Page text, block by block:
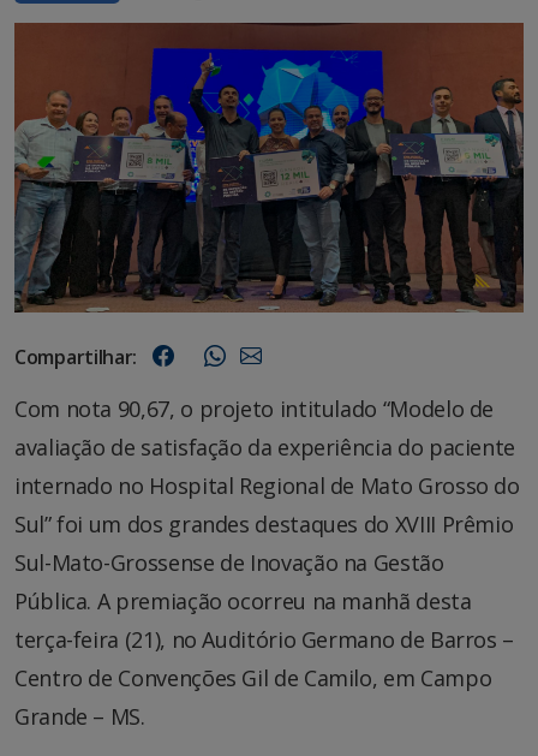
Compartilhar:
Com nota 90,67, o projeto intitulado “Modelo de
avaliação de satisfação da experiência do paciente
internado no Hospital Regional de Mato Grosso do
Sul” foi um dos grandes destaques do XVIII Prêmio
Sul-Mato-Grossense de Inovação na Gestão
Pública. A premiação ocorreu na manhã desta
terça-feira (21), no Auditório Germano de Barros –
Centro de Convenções Gil de Camilo, em Campo
Grande – MS.